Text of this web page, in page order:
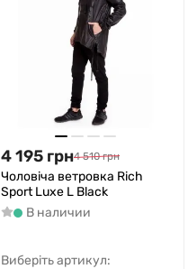
4 195 грн4 510 грн
Чоловіча ветровка Rich
Sport Luxe L Black
В наличии
Виберіть артикул: